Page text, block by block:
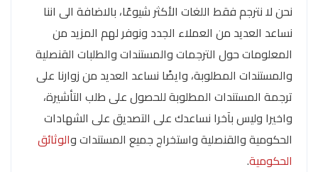
نحن لا نترجم فقط اللغات الأكثر شيوعًا، بالاضافة الى اننا
نساعد العديد من العملاء الجدد ونوفر لهم المزيد من
المعلومات حول الترجمات والمستندات والطلبات القنصلية
والمستندات المطلوبة، وايضًا نساعد العديد من زوارنا على
ترجمة المستندات المطلوبة للحصول على طلب التأشيرة،
واخيرا وليس بآخرا نساعدك على التصديق على الشهادات
الحكومية والقنصلية واستخراج جميع المستندات والوثائق
الحكومية.